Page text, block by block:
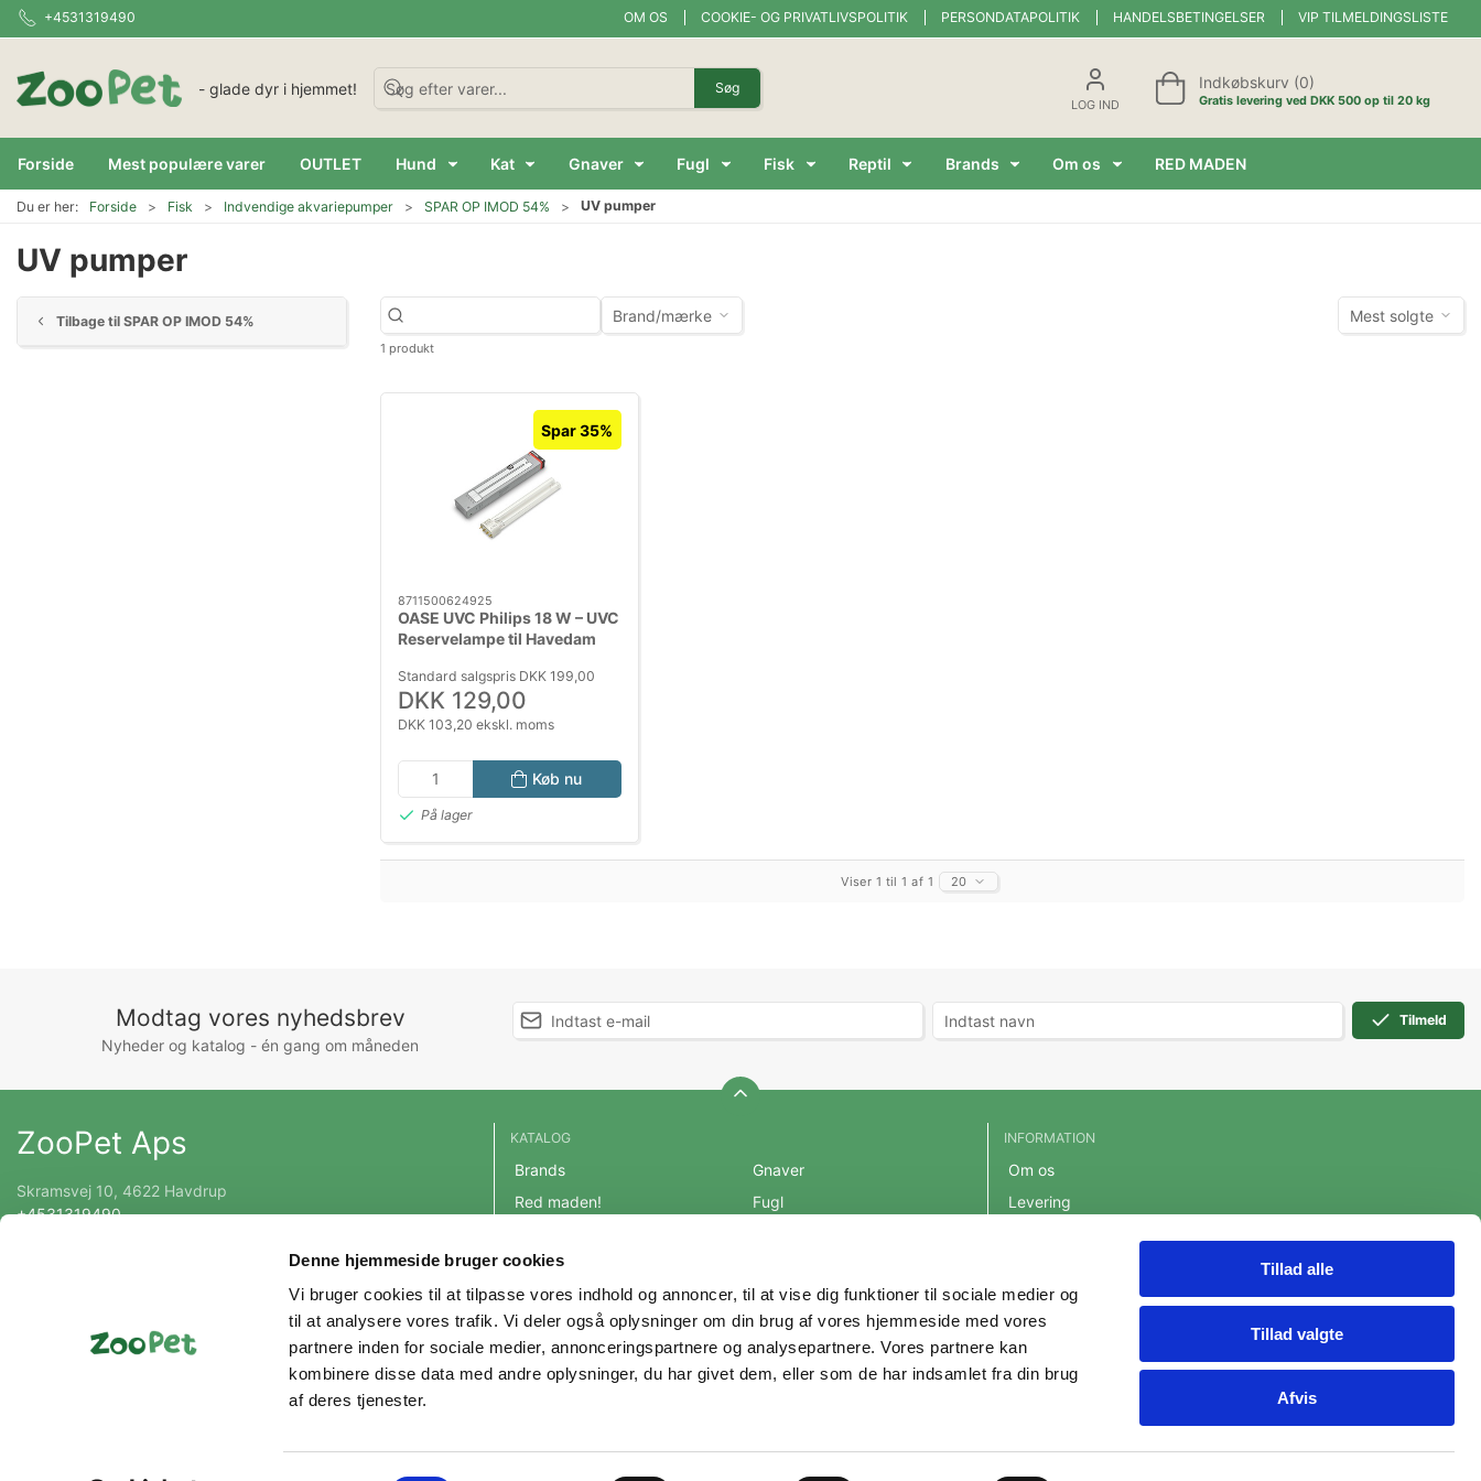
Denne hjemmeside bruger cookies
Vi bruger cookies til at tilpasse vores indhold og annoncer, til at vise dig funktioner til sociale medier og
til at analysere vores trafik. Vi deler også oplysninger om din brug af vores hjemmeside med vores
partnere inden for sociale medier, annonceringspartnere og analysepartnere. Vores partnere kan
kombinere disse data med andre oplysninger, du har givet dem, eller som de har indsamlet fra din brug
af deres tjenester.
Tillad alle
Tillad valgte
Afvis
+4531319490 OM OS COOKIE- OG PRIVATLIVSPOLITIK PERSONDATAPOLITIK HANDELSBETINGELSER VIP TILMELDINGSLISTE
- glade dyr i hjemmet! Søg
LOG IND
Indkøbskurv (0)
Gratis levering ved DKK 500 op til 20 kg
Forside Mest populære varer OUTLET Hund Kat Gnaver Fugl Fisk Reptil Brands Om os RED MADEN
Du er her: Forside Fisk Indvendige akvariepumper SPAR OP IMOD 54% UV pumper
UV pumper
Tilbage til SPAR OP IMOD 54% Brand/mærke Mest solgte
1 produkt
Spar 35%
8711500624925
OASE UVC Philips 18 W – UVC
Reservelampe til Havedam
Standard salgspris DKK 199,00
DKK 129,00
DKK 103,20 ekskl. moms
Køb nu
På lager
Viser 1 til 1 af 1 20
Modtag vores nyhedsbrev
Nyheder og katalog - én gang om måneden
Tilmeld
ZooPet Aps
Skramsvej 10, 4622 Havdrup
+4531319490
KATALOG
Brands
Red maden!
Mest populære varer
OUTLET
Hund
Kat
Gnaver
Fugl
Hest
Andre Dyr
Veterinærfoder
INFORMATION
Om os
Levering
Persondatapolitik
Fortrydelsesret